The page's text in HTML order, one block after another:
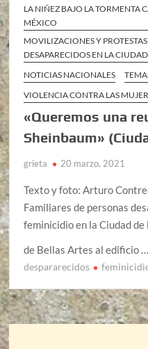
LA NIÑEZ BAJO LA TORMENTA
MÉXICO
MOVILIZACIONES Y
DESAPARECIDOS EN LA
NOTICIAS NACIONALES
VIOLENCIA CONTRA LAS
«Queremos una
Sheinbaum»
grieta 20 marzo, 2021
Texto y foto: Arturo
Familiares de personas
feminicidio en la Ciudad
de Bellas Artes al edificio …
despararecidos